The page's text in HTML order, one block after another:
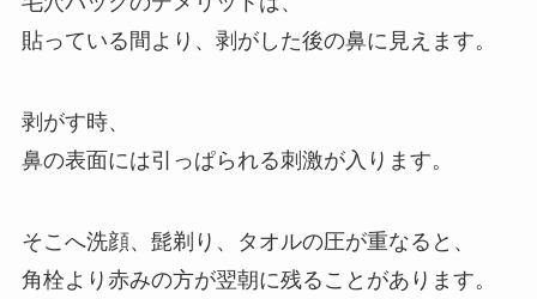
貼っている間より、剥がした後の鼻に見えます。
剥がす時、
鼻の表面には引っぱられる刺激が入ります。
そこへ洗顔、髭剃り、タオルの圧が重なると、
角栓より赤みの方が翌朝に残ることがあります。